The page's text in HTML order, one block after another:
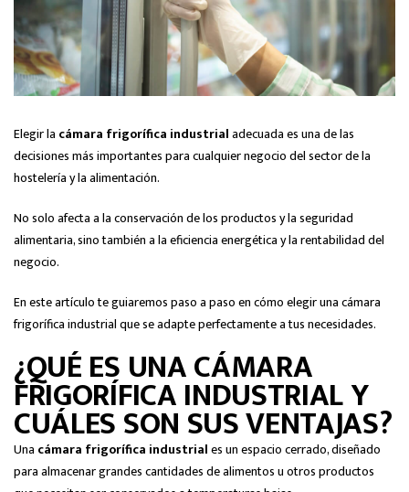
Elegir la cámara frigorífica industrialadecuada es una de las
decisiones más importantes para cualquier negocio del sector de la
hostelería y la alimentación.
No solo afecta a la conservación de los productos y la seguridad
alimentaria, sino también a la eficiencia energética y la rentabilidad del
negocio.
En este artículo te guiaremos paso a paso en cómo elegir una cámara
frigorífica industrial que se adapte perfectamente a tus necesidades.
¿QUÉ ES UNA CÁMARA
FRIGORÍFICA INDUSTRIAL Y
CUÁLES SON SUS VENTAJAS?
Una cámara frigorífica industriales un espacio cerrado, diseñado
para almacenar grandes cantidades de alimentos u otros productos